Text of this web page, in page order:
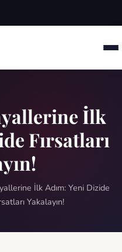
İlk
Fırsatları
İlk Adım: Yeni Dizide
Yakalayın!